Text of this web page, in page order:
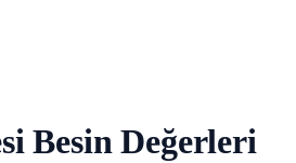
Besin Değerleri